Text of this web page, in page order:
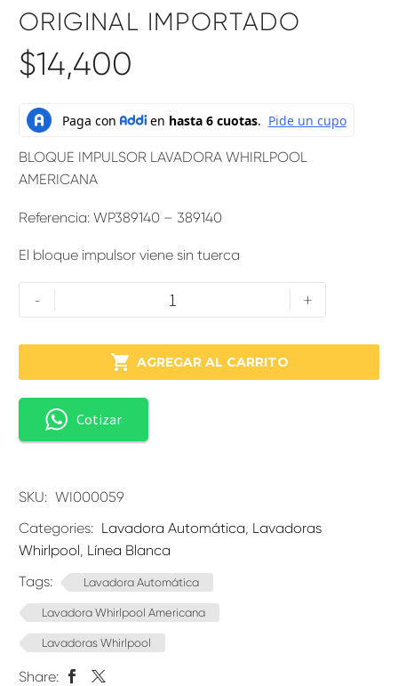
ORIGINAL IMPORTADO
$14,400
BLOQUE IMPULSOR LAVADORA WHIRLPOOL
AMERICANA
Referencia: WP389140 – 389140
El bloque impulsor viene sin tuerca
- +
 AGREGAR AL CARRITO
Cotizar
SKU: WI000059
Categories: Lavadora Automática Lavadoras
Whirlpool Línea Blanca
Tags:
Lavadora Automática
Lavadora Whirlpool Americana
Lavadoras Whirlpool
Share: